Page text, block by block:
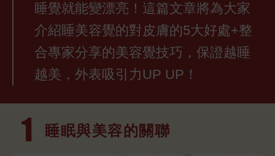
睡覺就能變漂亮！這篇文章將為大家
介紹睡美容覺的對皮膚的5大好處+整
合專家分享的美容覺技巧，保證越睡
越美，外表吸引力UP UP！
睡眠與美容的關聯